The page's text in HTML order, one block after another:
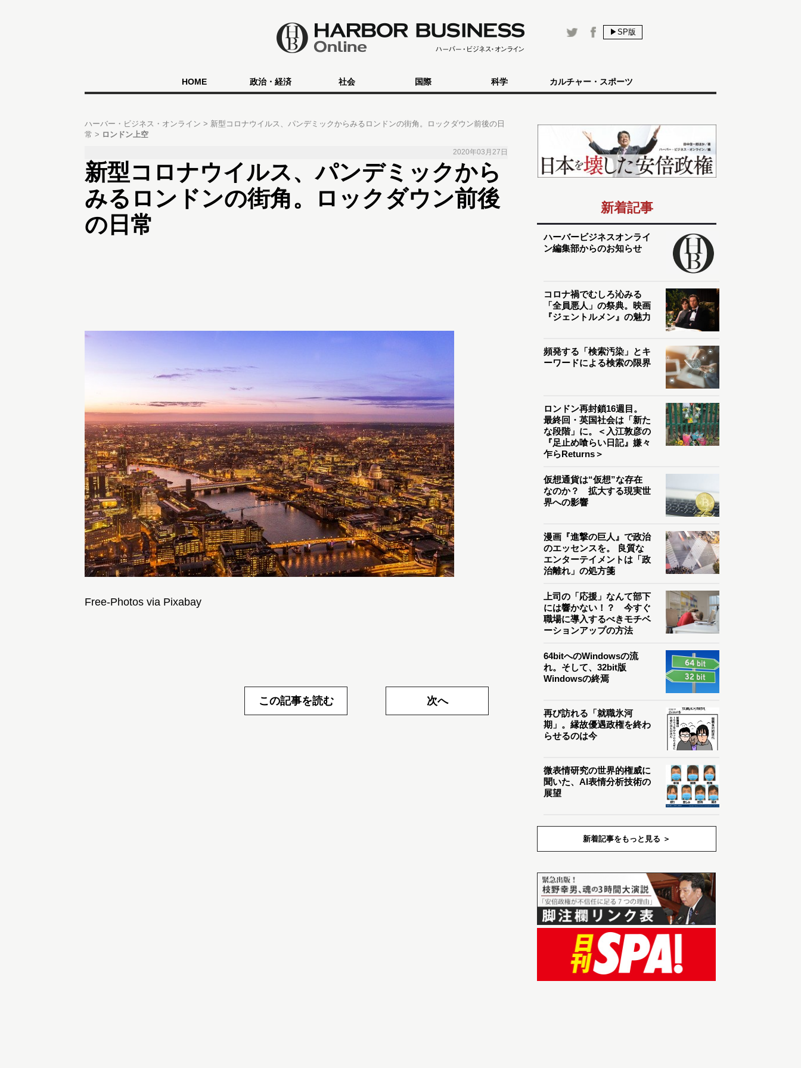
▶SP版
HOME 政治・経済 社会 国際 科学 カルチャー・スポーツ
ハーバー・ビジネス・オンライン
新型コロナウイルス、パンデミックからみるロンドンの街角。ロックダウン前後の日
常
ロンドン上空
2020年03月27日
新型コロナウイルス、パンデミックから
みるロンドンの街角。ロックダウン前後
の日常
Free-Photos via Pixabay
この記事を読む 次へ
新着記事
ハーバービジネスオンライ
ン編集部からのお知らせ
コロナ禍でむしろ沁みる
「全員悪人」の祭典。映画
『ジェントルメン』の魅力
頻発する「検索汚染」とキ
ーワードによる検索の限界
ロンドン再封鎖16週目。
最終回・英国社会は「新た
な段階」に。＜入江敦彦の
『足止め喰らい日記』嫌々
乍らReturns＞
仮想通貨は“仮想”な存在
なのか？ 拡大する現実世
界への影響
漫画『進撃の巨人』で政治
のエッセンスを。 良質な
エンターテイメントは「政
治離れ」の処方箋
上司の「応援」なんて部下
には響かない！？ 今すぐ
職場に導入するべきモチベ
ーションアップの方法
64bitへのWindowsの流
れ。そして、32bit版
Windowsの終焉
再び訪れる「就職氷河
期」。縁故優遇政権を終わ
らせるのは今
微表情研究の世界的権威に
聞いた、AI表情分析技術の
展望
新着記事をもっと見る